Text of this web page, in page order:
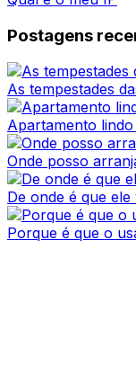
Postagens
As tempestades
Apartamento
Onde posso
De onde é que ele
Porque é que o